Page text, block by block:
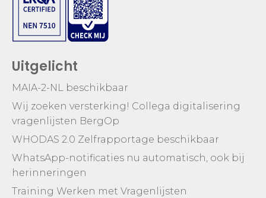
Uitgelicht
MAIA-2-NL beschikbaar
Wij zoeken versterking! Collega digitalisering
vragenlijsten BergOp
WHODAS 2.0 Zelfrapportage beschikbaar
WhatsApp-notificaties nu automatisch, ook bij
herinneringen
Training Werken met Vragenlijsten